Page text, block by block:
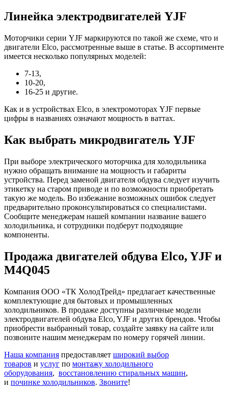
Линейка электродвигателей YJF
Моторчики серии YJF маркируются по такой же схеме, что и
двигатели Elco, рассмотренные выше в статье. В ассортименте
имеется несколько популярных моделей:
7-13,
10-20,
16-25 и другие.
Как и в устройствах Elco, в электромоторах YJF первые
цифры в названиях означают мощность в ваттах.
Как выбрать микродвигатель YJF
При выборе электрического моторчика для холодильника
нужно обращать внимание на мощность и габариты
устройства. Перед заменой двигателя обдува следует изучить
этикетку на старом приводе и по возможности приобретать
такую же модель. Во избежание возможных ошибок следует
предварительно проконсультироваться со специалистами.
Сообщите менеджерам нашей компании название вашего
холодильника, и сотрудники подберут подходящие
компоненты.
Продажа двигателей обдува Elco, YJF и
M4Q045
Компания ООО «ТК ХолодТрейд» предлагает качественные
комплектующие для бытовых и промышленных
холодильников. В продаже доступны различные модели
электродвигателей обдува Elco, YJF и других брендов. Чтобы
приобрести выбранный товар, создайте заявку на сайте или
позвоните нашим менеджерам по номеру горячей линии.
Наша компания предоставляет широкий выбор
товаров и услуг по монтажу холодильного
оборудования, восстановлению стиральных машин,
и починке холодильников. Звоните!